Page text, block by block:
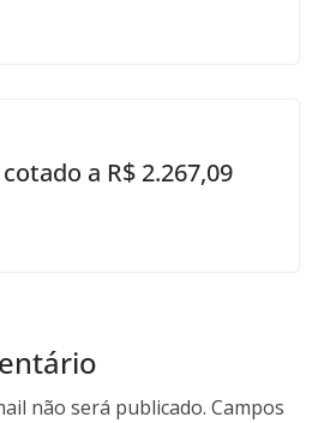
a R$ 2.267,09
não será publicado. Campos